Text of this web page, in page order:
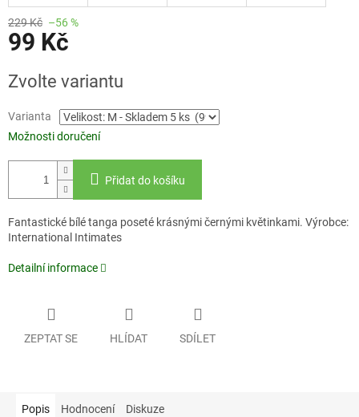
229 Kč –56 %
99 Kč
cena:
Zvolte variantu
Varianta
Možnosti doručení
Přidat do košíku
Fantastické bílé tanga poseté krásnými černými květinkami. Výrobce:
International Intimates
Detailní informace
ZEPTAT SE HLÍDAT SDÍLET
Popis Hodnocení Diskuze